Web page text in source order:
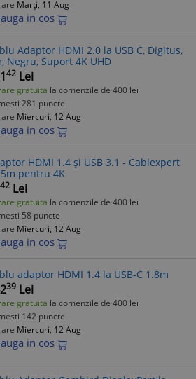
Marți, 11 Aug
in cos
Adaptor HDMI 2.0 la USB C, Digitus,
Negru, Suport 4K UHD
42 Lei
gratuita la comenzile de 400 lei
281 puncte
Miercuri, 12 Aug
in cos
HDMI 1.4 și USB 3.1 - Cablexpert
pentru 4K
42 Lei
gratuita la comenzile de 400 lei
58 puncte
Miercuri, 12 Aug
in cos
adaptor HDMI 1.4 la USB-C 1.8m
39 Lei
gratuita la comenzile de 400 lei
142 puncte
Miercuri, 12 Aug
in cos